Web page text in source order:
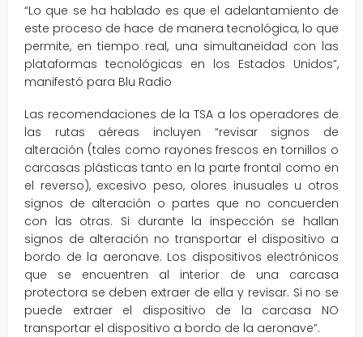
“Lo que se ha hablado es que el adelantamiento de
este proceso de hace de manera tecnológica, lo que
permite, en tiempo real, una simultaneidad con las
plataformas tecnológicas en los Estados Unidos”,
manifestó para Blu Radio
Las recomendaciones de la TSA a los operadores de
las rutas aéreas incluyen “revisar signos de
alteración (tales como rayones frescos en tornillos o
carcasas plásticas tanto en la parte frontal como en
el reverso), excesivo peso, olores inusuales u otros
signos de alteración o partes que no concuerden
con las otras. Si durante la inspección se hallan
signos de alteración no transportar el dispositivo a
bordo de la aeronave. Los dispositivos electrónicos
que se encuentren al interior de una carcasa
protectora se deben extraer de ella y revisar. Si no se
puede extraer el dispositivo de la carcasa NO
transportar el dispositivo a bordo de la aeronave”.